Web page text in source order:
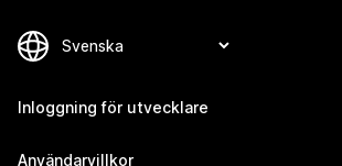
Inloggning för utvecklare
Användarvillkor